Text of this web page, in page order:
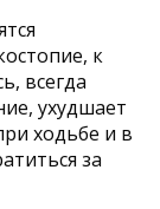
к
всегда
ухудшает
ходьбе и в
за